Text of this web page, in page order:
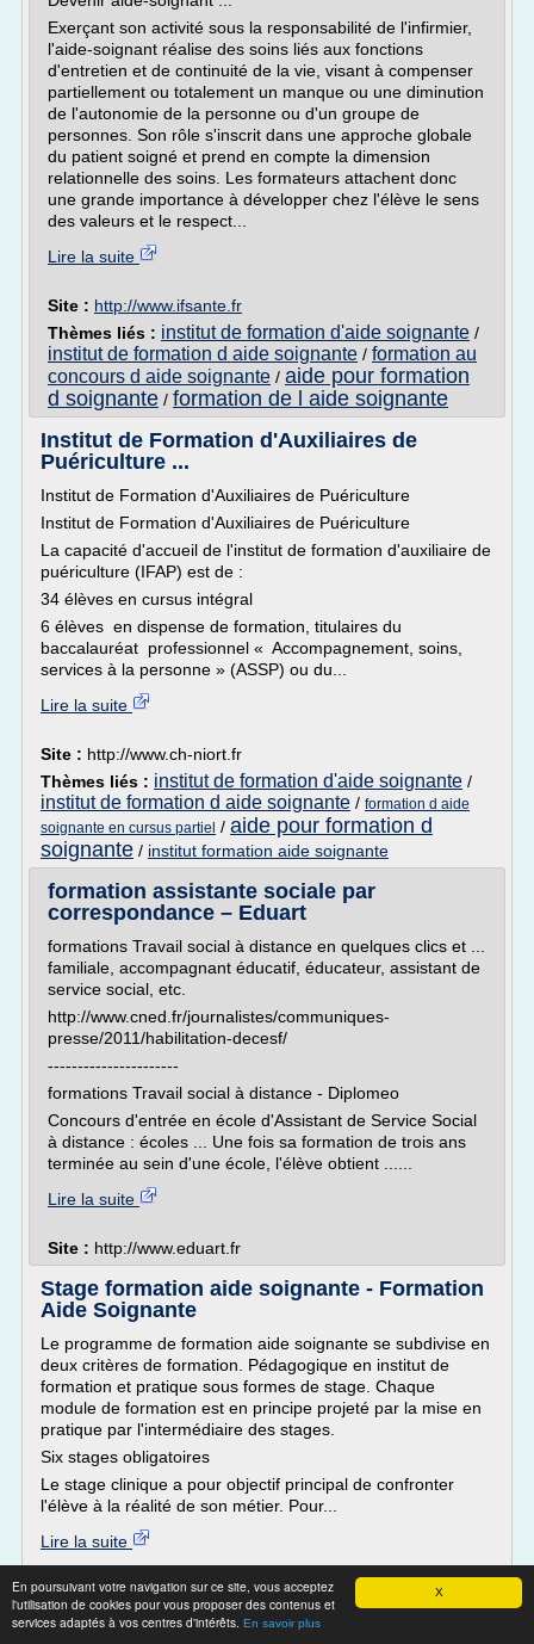
X
En poursuivant votre navigation sur ce site, vous acceptez
l'utilisation de cookies pour vous proposer des contenus et
services adaptés à vos centres d'intérêts. En savoir plus
Exerçant son activité sous la responsabilité de l'infirmier,
l'aide-soignant réalise des soins liés aux fonctions
d'entretien et de continuité de la vie, visant à compenser
partiellement ou totalement un manque ou une diminution
de l'autonomie de la personne ou d'un groupe de
personnes. Son rôle s'inscrit dans une approche globale
du patient soigné et prend en compte la dimension
relationnelle des soins. Les formateurs attachent donc
une grande importance à développer chez l'élève le sens
des valeurs et le respect...
Lire la suite
Site : http://www.ifsante.fr
Thèmes liés : institut de formation d'aide soignante /
institut de formation d aide soignante / formation au
concours d aide soignante / aide pour formation
d soignante / formation de l aide soignante
Institut de Formation d'Auxiliaires de
Puériculture ...
Institut de Formation d'Auxiliaires de Puériculture
Institut de Formation d'Auxiliaires de Puériculture
La capacité d'accueil de l'institut de formation d'auxiliaire de
puériculture (IFAP) est de :
34 élèves en cursus intégral
6 élèves en dispense de formation, titulaires du
baccalauréat professionnel « Accompagnement, soins,
services à la personne » (ASSP) ou du...
Lire la suite
Site : http://www.ch-niort.fr
Thèmes liés : institut de formation d'aide soignante /
institut de formation d aide soignante / formation d aide
soignante en cursus partiel / aide pour formation d
soignante / institut formation aide soignante
formation assistante sociale par
correspondance – Eduart
formations Travail social à distance en quelques clics et ...
familiale, accompagnant éducatif, éducateur, assistant de
service social, etc.
http://www.cned.fr/journalistes/communiques-
presse/2011/habilitation-decesf/
----------------------
formations Travail social à distance - Diplomeo
Concours d'entrée en école d'Assistant de Service Social
à distance : écoles ... Une fois sa formation de trois ans
terminée au sein d'une école, l'élève obtient ......
Lire la suite
Site : http://www.eduart.fr
Stage formation aide soignante - Formation
Aide Soignante
Le programme de formation aide soignante se subdivise en
deux critères de formation. Pédagogique en institut de
formation et pratique sous formes de stage. Chaque
module de formation est en principe projeté par la mise en
pratique par l'intermédiaire des stages.
Six stages obligatoires
Le stage clinique a pour objectif principal de confronter
l'élève à la réalité de son métier. Pour...
Lire la suite
Site :formation-aide-soignante.fr
Thèmes liés :programme formation aide soignante modules